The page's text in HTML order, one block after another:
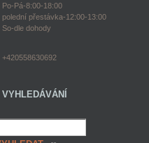
Po-Pá-8:00-18:00
polední přestávka-12:00-13:00
So-dle dohody
+420558630692
VYHLEDÁVÁNÍ